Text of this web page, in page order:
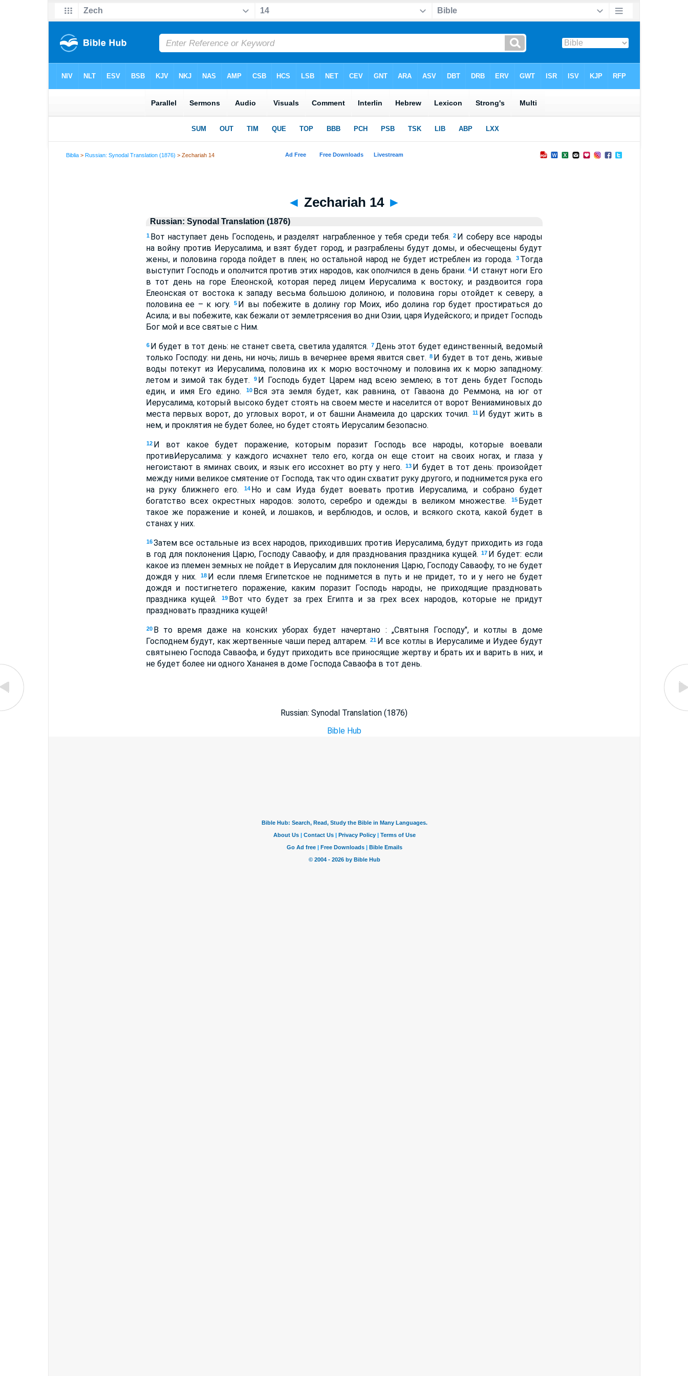
Biblia >Russian: Synodal Translation (1876) > Zechariah 14
◄ Zechariah 14 ►
Russian: Synodal Translation (1876)
1 Вот наступает день Господень, и разделят награбленное у тебя среди тебя. 2 И соберу все народы
на войну против Иерусалима, и взят будет город, и разграблены будут домы, и обесчещены будут
жены, и половина города пойдет в плен; но остальной народ не будет истреблен из города.
3 Тогда
выступит Господь и ополчится против этих народов, как ополчился в день брани. 4 И станут ноги Его
в тот день на горе Елеонской, которая перед лицем Иерусалима к востоку; и раздвоится гора
Елеонская от востока к западу весьма большою долиною, и половина горы отойдет к северу, а
половина ее – к югу.
5 И вы побежите в долину гор Моих, ибо долина гор будет простираться до
Асила; и вы побежите, как бежали от землетрясения во дни Озии, царя Иудейского; и придет Господь
Бог мой и все святые с Ним.
6 И будет в тот день: не станет света, светила удалятся. 7 День этот будет единственный, ведомый
только Господу: ни день, ни ночь; лишь в вечернее время явится свет. 8 И будет в тот день, живые
воды потекут из Иерусалима, половина их к морю восточному и половина их к морю западному:
летом и зимой так будет.
9 И Господь будет Царем над всею землею; в тот день будет Господь
един, и имя Его едино.
10 Вся эта земля будет, как равнина, от Гаваона до Реммона, на юг от
Иерусалима, который высоко будет стоять на своем месте и населится от ворот Вениаминовых до
места первых ворот, до угловых ворот, и от башни Анамеила до царских точил.
11 И будут жить в
нем, и проклятия не будет более, но будет стоять Иерусалим безопасно.
12 И вот какое будет поражение, которым поразит Господь все народы, которые воевали
противИерусалима: у каждого исчахнет тело его, когда он еще стоит на своих ногах, и глаза у
негоистают в яминах своих, и язык его иссохнет во рту у него.
13 И будет в тот день: произойдет
между ними великое смятение от Господа, так что один схватит руку другого, и поднимется рука его
на руку ближнего его.
14 Но и сам Иуда будет воевать против Иерусалима, и собрано будет
богатство всех окрестных народов: золото, серебро и одежды в великом множестве.
15 Будет
такое же поражение и коней, и лошаков, и верблюдов, и ослов, и всякого скота, какой будет в
станах у них.
16 Затем все остальные из всех народов, приходивших против Иерусалима, будут приходить из года
в год для поклонения Царю, Господу Саваофу, и для празднования праздника кущей.
17 И будет: если
какое из племен земных не пойдет в Иерусалим для поклонения Царю, Господу Саваофу, то не будет
дождя у них.
18 И если племя Египетское не поднимется в путь и не придет, то и у него не будет
дождя и постигнетего поражение, каким поразит Господь народы, не приходящие праздновать
праздника кущей.
19 Вот что будет за грех Египта и за грех всех народов, которые не придут
праздновать праздника кущей!
20 В то время даже на конских уборах будет начертано : „Святыня Господу", и котлы в доме
Господнем будут, как жертвенные чаши перед алтарем. 21 И все котлы в Иерусалиме и Иудее будут
святынею Господа Саваофа, и будут приходить все приносящие жертву и брать их и варить в них, и
не будет более ни одного Хананея в доме Господа Саваофа в тот день.
Russian: Synodal Translation (1876)
Bible Hub